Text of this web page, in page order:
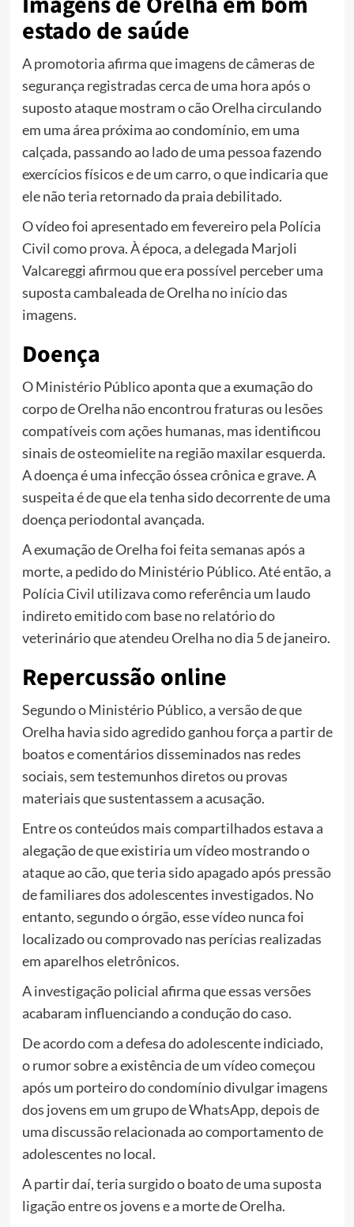
estado de saúde
A promotoria afirma que imagens de câmeras de
segurança registradas cerca de uma hora após o
suposto ataque mostram o cão Orelha circulando
em uma área próxima ao condomínio, em uma
calçada, passando ao lado de uma pessoa fazendo
exercícios físicos e de um carro, o que indicaria que
ele não teria retornado da praia debilitado.
O vídeo foi apresentado em fevereiro pela Polícia
Civil como prova. À época, a delegada Marjoli
Valcareggi afirmou que era possível perceber uma
suposta cambaleada de Orelha no início das
imagens.
Doença
O Ministério Público aponta que a exumação do
corpo de Orelha não encontrou fraturas ou lesões
compatíveis com ações humanas, mas identificou
sinais de osteomielite na região maxilar esquerda.
A doença é uma infecção óssea crônica e grave. A
suspeita é de que ela tenha sido decorrente de uma
doença periodontal avançada.
A exumação de Orelha foi feita semanas após a
morte, a pedido do Ministério Público. Até então, a
Polícia Civil utilizava como referência um laudo
indireto emitido com base no relatório do
veterinário que atendeu Orelha no dia 5 de janeiro.
Repercussão online
Segundo o Ministério Público, a versão de que
Orelha havia sido agredido ganhou força a partir de
boatos e comentários disseminados nas redes
sociais, sem testemunhos diretos ou provas
materiais que sustentassem a acusação.
Entre os conteúdos mais compartilhados estava a
alegação de que existiria um vídeo mostrando o
ataque ao cão, que teria sido apagado após pressão
de familiares dos adolescentes investigados. No
entanto, segundo o órgão, esse vídeo nunca foi
localizado ou comprovado nas perícias realizadas
em aparelhos eletrônicos.
A investigação policial afirma que essas versões
acabaram influenciando a condução do caso.
De acordo com a defesa do adolescente indiciado,
o rumor sobre a existência de um vídeo começou
após um porteiro do condomínio divulgar imagens
dos jovens em um grupo de WhatsApp, depois de
uma discussão relacionada ao comportamento de
adolescentes no local.
A partir daí, teria surgido o boato de uma suposta
ligação entre os jovens e a morte de Orelha.